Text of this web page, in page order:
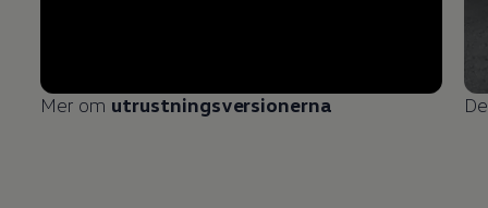
Mer om utrustningsversionerna